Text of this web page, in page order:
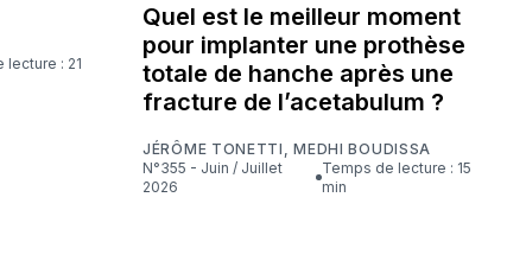
Quel est le meilleur moment
pour implanter une prothèse
totale de hanche après une
fracture de l’acetabulum ?
JÉRÔME TONETTI ,MEDHI BOUDISSA
N°355 - Juin / Juillet
2026
Temps de lecture : 15
min